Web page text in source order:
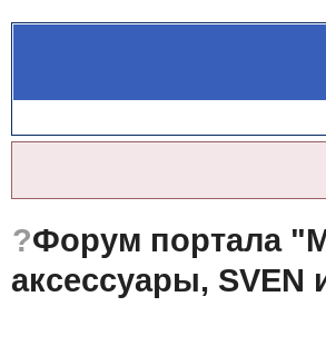
?Форум портала
аксессуары, SVEN